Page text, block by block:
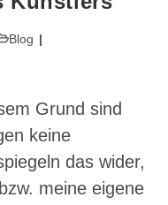
Blog
Grund sind
keine
das wider,
meine eigene